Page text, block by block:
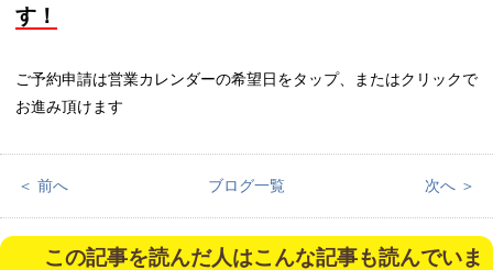
す！
ご予約申請は営業カレンダーの希望日をタップ、またはクリックで
お進み頂けます
＜ 前へ ブログ一覧 次へ ＞
この記事を読んだ人はこんな記事も読んでいま